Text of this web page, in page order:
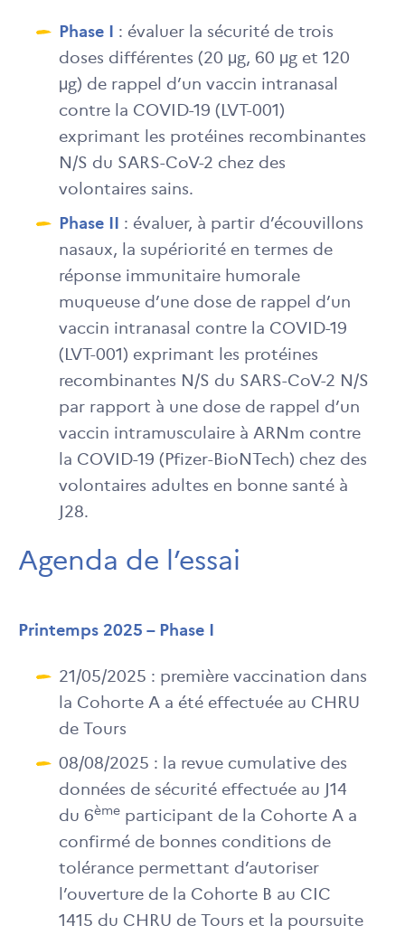
Phase I : évaluer la sécurité de trois
doses différentes (20 μg, 60 μg et 120
μg) de rappel d’un vaccin intranasal
contre la COVID-19 (LVT-001)
exprimant les protéines recombinantes
N/S du SARS-CoV-2 chez des
volontaires sains.
Phase II : évaluer, à partir d’écouvillons
nasaux, la supériorité en termes de
réponse immunitaire humorale
muqueuse d’une dose de rappel d’un
vaccin intranasal contre la COVID-19
(LVT-001) exprimant les protéines
recombinantes N/S du SARS-CoV-2 N/S
par rapport à une dose de rappel d’un
vaccin intramusculaire à ARNm contre
la COVID-19 (Pfizer-BioNTech) chez des
volontaires adultes en bonne santé à
J28.
Agenda de l’essai
Printemps 2025 – Phase I
21/05/2025 : première vaccination dans
la Cohorte A a été effectuée au CHRU
de Tours
08/08/2025 : la revue cumulative des
données de sécurité effectuée au J14
du 6ème participant de la Cohorte A a
confirmé de bonnes conditions de
tolérance permettant d’autoriser
l’ouverture de la Cohorte B au CIC
1415 du CHRU de Tours et la poursuite